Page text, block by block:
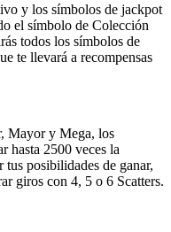
y los símbolos de jackpot
el símbolo de Colección
todos los símbolos de
te llevará a recompensas
Mayor y Mega, los
hasta 2500 veces la
tus posibilidades de ganar,
giros con 4, 5 o 6 Scatters.